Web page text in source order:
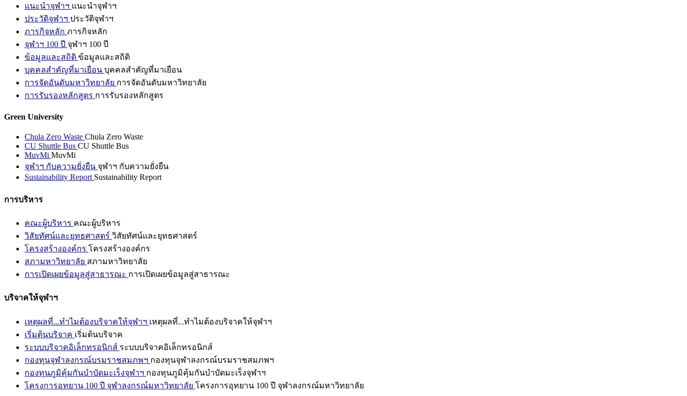
แนะนำจุฬาฯ แนะนำจุฬาฯ
ประวัติจุฬาฯ ประวัติจุฬาฯ
ภารกิจหลัก ภารกิจหลัก
จุฬาฯ 100 ปี จุฬาฯ 100 ปี
ข้อมูลและสถิติ ข้อมูลและสถิติ
บุคคลสำคัญที่มาเยือน บุคคลสำคัญที่มาเยือน
การจัดอันดับมหาวิทยาลัย การจัดอันดับมหาวิทยาลัย
การรับรองหลักสูตร การรับรองหลักสูตร
Green University
Chula Zero Waste Chula Zero Waste
CU Shuttle Bus CU Shuttle Bus
MuvMi MuvMi
จุฬาฯ กับความยั่งยืน จุฬาฯ กับความยั่งยืน
Sustainability Report Sustainability Report
การบริหาร
คณะผู้บริหาร คณะผู้บริหาร
วิสัยทัศน์และยุทธศาสตร์ วิสัยทัศน์และยุทธศาสตร์
โครงสร้างองค์กร โครงสร้างองค์กร
สภามหาวิทยาลัย สภามหาวิทยาลัย
การเปิดเผยข้อมูลสู่สาธารณะ การเปิดเผยข้อมูลสู่สาธารณะ
บริจาคให้จุฬาฯ
เหตุผลที่...ทำไมต้องบริจาคให้จุฬาฯ เหตุผลที่...ทำไมต้องบริจาคให้จุฬาฯ
เริ่มต้นบริจาค เริ่มต้นบริจาค
ระบบบริจาคอิเล็กทรอนิกส์ ระบบบริจาคอิเล็กทรอนิกส์
กองทุนจุฬาลงกรณ์บรมราชสมภพฯ กองทุนจุฬาลงกรณ์บรมราชสมภพฯ
กองทุนภูมิคุ้มกันบำบัดมะเร็งจุฬาฯ กองทุนภูมิคุ้มกันบำบัดมะเร็งจุฬาฯ
โครงการอุทยาน 100 ปี จุฬาลงกรณ์มหาวิทยาลัย โครงการอุทยาน 100 ปี จุฬาลงกรณ์มหาวิทยาลัย